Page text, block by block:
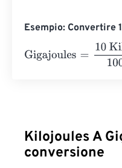
Esempio: Convertire
Gigajoules
10
Kilojoules A
conversione